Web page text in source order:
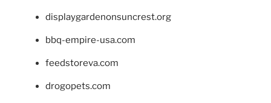
displaygardenonsuncrest.org
bbq-empire-usa.com
feedstoreva.com
drogopets.com